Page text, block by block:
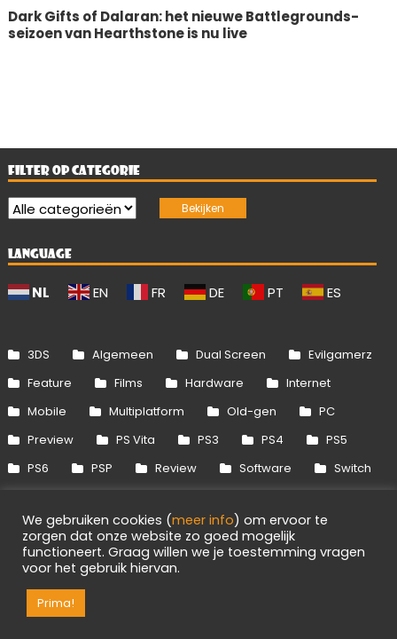
Dark Gifts of Dalaran: het nieuwe Battlegrounds-
seizoen van Hearthstone is nu live
FILTER OP CATEGORIE
LANGUAGE
NL EN FR DE PT ES
3DS Algemeen Dual Screen
Evilgamerz
Feature
Films Hardware
Internet
Mobile
Multiplatform Old-gen
PC
Preview
PS Vita PS3 PS4
PS5
PS6
PSP Review Software
Switch
Xbox 360
Xbox One Xbox Series
Evilgamerz 2026 - Alle rechten voorbehouden.
We gebruiken cookies (meer info) om ervoor te
zorgen dat onze website zo goed mogelijk
functioneert. Graag willen we je toestemming vragen
voor het gebruik hiervan.
Prima!